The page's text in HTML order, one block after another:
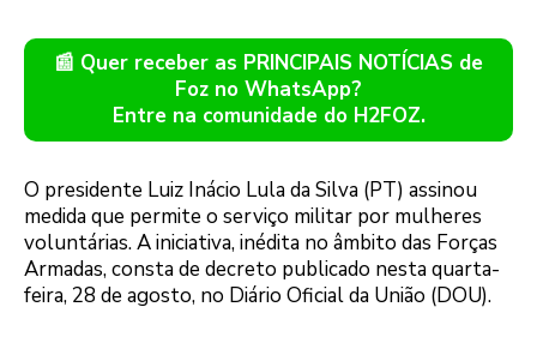
📰 Quer receber as PRINCIPAIS NOTÍCIAS de
Foz no WhatsApp?
Entre na comunidade do H2FOZ.
O presidente Luiz Inácio Lula da Silva (PT) assinou
medida que permite o serviço militar por mulheres
voluntárias. A iniciativa, inédita no âmbito das Forças
Armadas, consta de decreto publicado nesta quarta-
feira, 28 de agosto, no Diário Oficial da União (DOU).